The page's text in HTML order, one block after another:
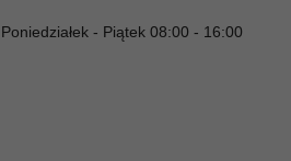
Poniedziałek - Piątek 08:00 - 16:00